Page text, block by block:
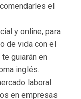
el
y online, para
de vida con el
guiarán en
inglés.
laboral
en empresas